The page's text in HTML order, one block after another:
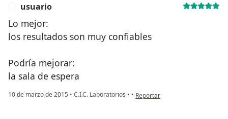
usuario
Lo mejor:
los resultados son muy confiables
Podría mejorar:
la sala de espera
10 de marzo de 2015 • C.I.C. Laboratorios • • en opinión del usuario usuario
Reportar